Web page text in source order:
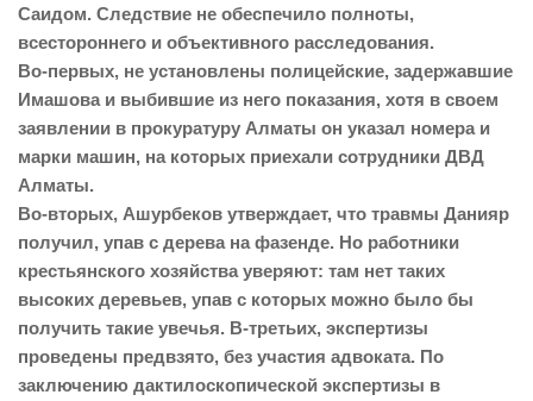
Саидом. Следствие не обеспечило полноты,
всестороннего и объективного расследования.
Во-первых, не установлены полицейские, задержавшие
Имашова и выбившие из него показания, хотя в своем
заявлении в прокуратуру Алматы он указал номера и
марки машин, на которых приехали сотрудники ДВД
Алматы.
Во-вторых, Ашурбеков утверждает, что травмы Данияр
получил, упав с дерева на фазенде. Но работники
крестьянского хозяйства уверяют: там нет таких
высоких деревьев, упав с которых можно было бы
получить такие увечья. В-третьих, экспертизы
проведены предвзято, без участия адвоката. По
заключению дактилоскопической экспертизы в